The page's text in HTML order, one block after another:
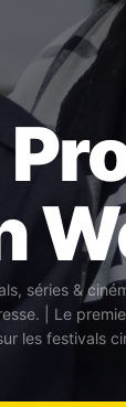
séries &
| Le
les festivals